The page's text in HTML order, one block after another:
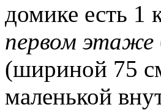
домике есть 1
первом этаже
(шириной 75
маленькой